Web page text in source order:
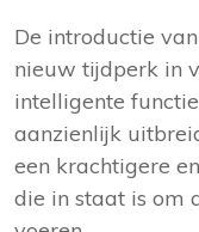
De introductie
nieuw tijdperk in
intelligente
aanzienlijk
een krachtigere
die in staat is om